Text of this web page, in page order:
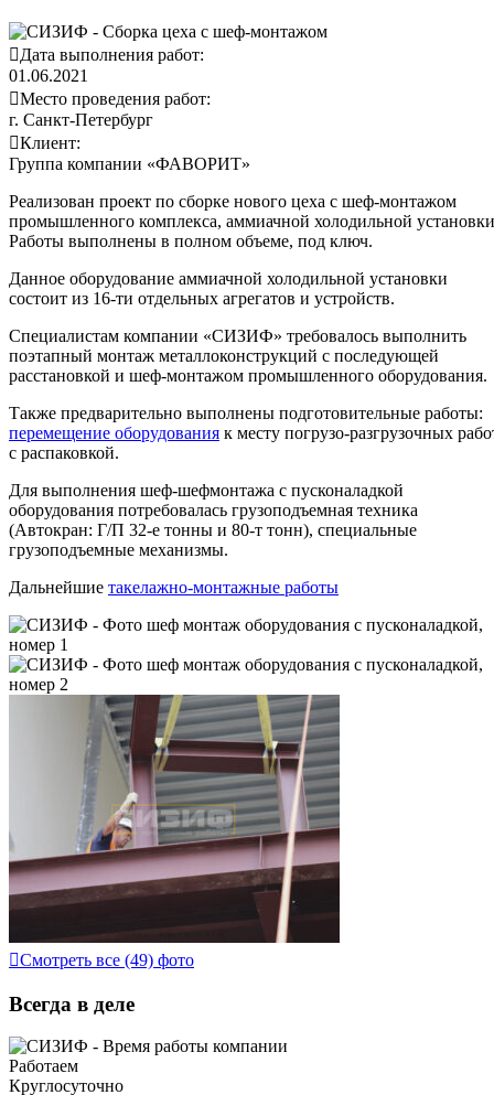
Дата выполнения работ:
01.06.2021
Место проведения работ:
г. Санкт-Петербург
Клиент:
Группа компании «ФАВОРИТ»
Реализован проект по сборке нового цеха с шеф-монтажом
промышленного комплекса, аммиачной холодильной
Работы выполнены в полном объеме, под ключ.
Данное оборудование аммиачной холодильной установки
состоит из 16-ти отдельных агрегатов и устройств.
Специалистам компании «СИЗИФ» требовалось выполнить
поэтапный монтаж металлоконструкций с последующей
расстановкой и шеф-монтажом промышленного оборудования.
Также предварительно выполнены подготовительные работы:
перемещение оборудования к месту погрузо-разгрузочных
с распаковкой.
Для выполнения шеф-шефмонтажа с пусконаладкой
оборудования потребовалась грузоподъемная техника
(Автокран: Г/П 32-е тонны и 80-т тонн), специальные
грузоподъемные механизмы.
Дальнейшие такелажно-монтажные работы
Смотреть все (49) фото
Всегда в деле
Работаем
Круглосуточно